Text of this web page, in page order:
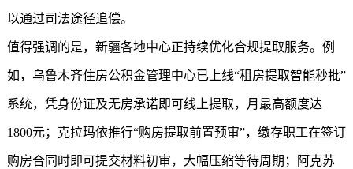
以通过司法途径追偿。
值得强调的是，新疆各地中心正持续优化合规提取服务。例
如，乌鲁木齐住房公积金管理中心已上线“租房提取智能秒批”
系统，凭身份证及无房承诺即可线上提取，月最高额度达
1800元；克拉玛依推行“购房提取前置预审”，缴存职工在签订
购房合同时即可提交材料初审，大幅压缩等待周期；阿克苏